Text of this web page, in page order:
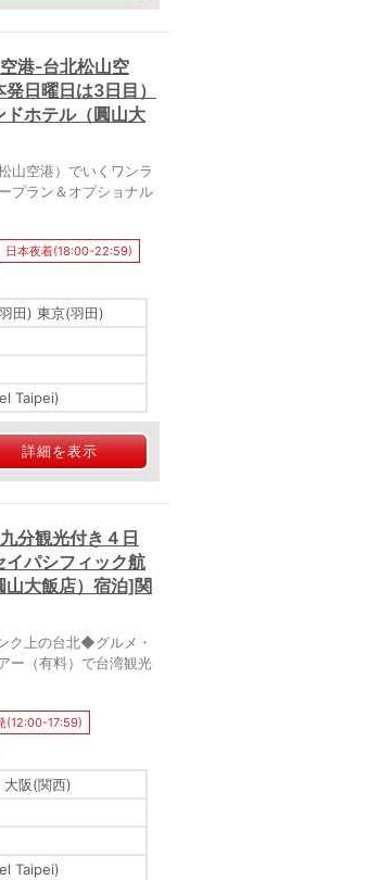
港-台北松山空
日曜日は3日目）
ホテル（圓山大
山空港）でいくワンラ
プラン＆オプショナル
日本夜着(18:00-22:59)
田) 東京(羽田)
Taipei)
詳細を表示
分観光付き４日
パシフィック航
大飯店）宿泊]関
ク上の台北◆グルメ・
ー（有料）で台湾観光
(12:00-17:59)
大阪(関西)
Taipei)